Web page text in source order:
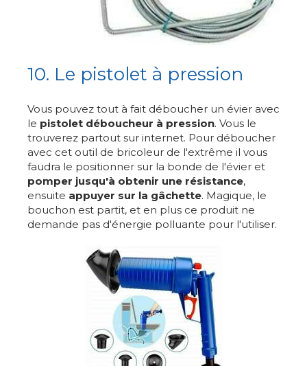
10. Le pistolet à pression
Vous pouvez tout à fait déboucher un évier avec
le pistolet déboucheur à pression. Vous le
trouverez partout sur internet. Pour déboucher
avec cet outil de bricoleur de l'extrême il vous
faudra le positionner sur la bonde de l'évier et
pomper jusqu'à obtenir une résistance,
ensuite appuyer sur la gâchette. Magique, le
bouchon est partit, et en plus ce produit ne
demande pas d'énergie polluante pour l'utiliser.